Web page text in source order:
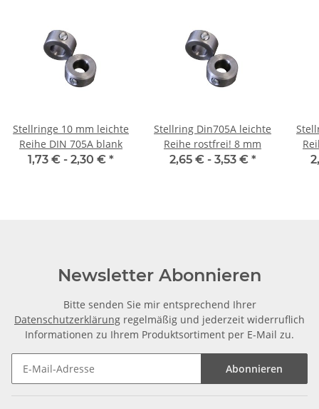
Stellringe 10 mm leichte
Reihe DIN 705A blank
1,73 € - 2,30 € *
Stellring Din705A leichte
Reihe rostfrei! 8 mm
2,65 € - 3,53 € *
Newsletter Abonnieren
Bitte senden Sie mir entsprechend Ihrer
Datenschutzerklärung regelmäßig und jederzeit widerruflich
Informationen zu Ihrem Produktsortiment per E-Mail zu.
Abonnieren